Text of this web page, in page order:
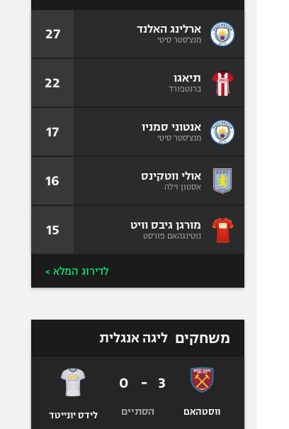
ארלינג האלנד
מנצ'סטר סיטי 27
תיאגו
ברנטפורד 22
אנטוני סמניו
מנצ'סטר סיטי 17
אולי ווטקינס
אסטון וילה 16
מורגן גיבס וויט
נוטינגהאם פורסט 15
לדירוג המלא >
משחקים ליגה אנגלית
ווסטהאם
3
-
0
הסתיים לידס יונייטד